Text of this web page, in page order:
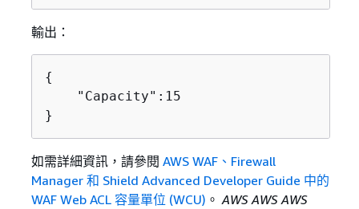
輸出：
{
    "Capacity":15
}
如需詳細資訊，請參閱 AWS WAF、Firewall
Manager 和 Shield Advanced Developer Guide 中的
WAF Web ACL 容量單位 (WCU) 。 AWS AWS AWS